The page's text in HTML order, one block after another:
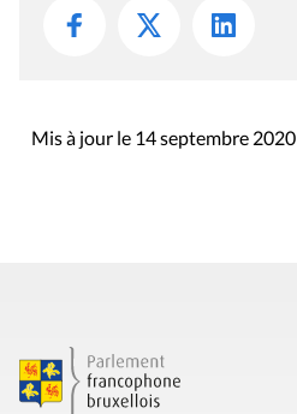
Mis à jour le 14 septembre 2020